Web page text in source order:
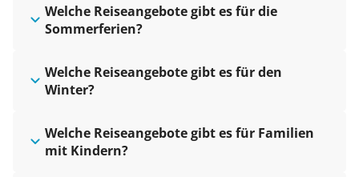
Welche Reiseangebote gibt es für die
Sommerferien?
Welche Reiseangebote gibt es für den
Winter?
Welche Reiseangebote gibt es für Familien
mit Kindern?